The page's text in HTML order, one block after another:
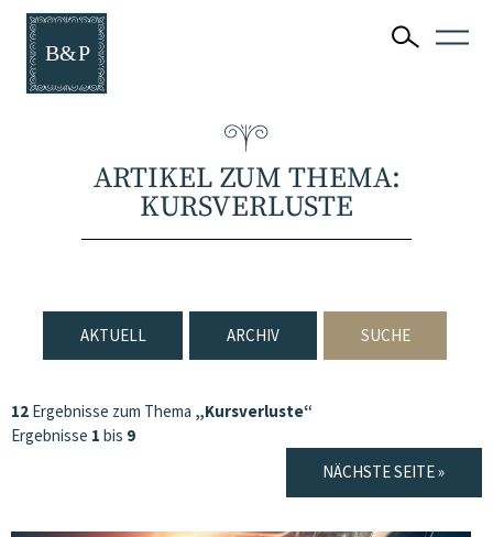
ARTIKEL ZUM THEMA:
KURSVERLUSTE
AKTUELL ARCHIV SUCHE
12 Ergebnisse zum Thema „Kursverluste“
Ergebnisse 1 bis 9
NÄCHSTE SEITE »